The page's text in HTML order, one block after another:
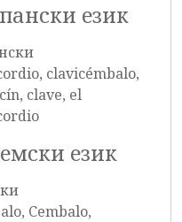
език
clavicémbalo,
clave, el
език
Cembalo,